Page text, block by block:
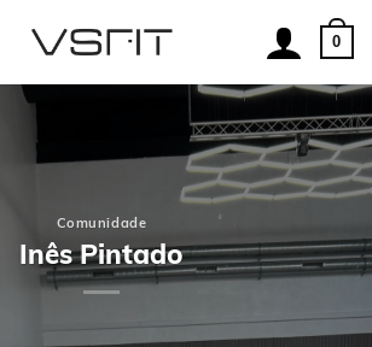
0
Comunidade
Inês Pintado